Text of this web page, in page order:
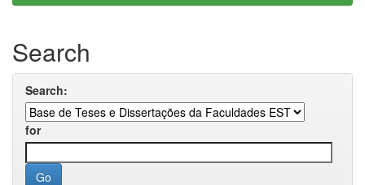
Search
Search:
for